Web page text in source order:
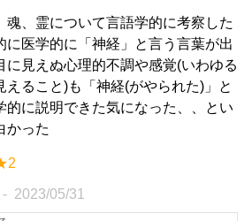
魂、霊について言語学的に考察した
に医学的に「神経」と言う言葉が出
に見えぬ心理的不調や感覚(いわゆる
えること)も「神経(がやられた)」と
的に説明できた気になった、、とい
かった
2023/05/31